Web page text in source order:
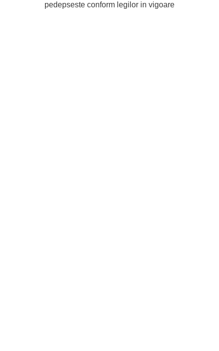
pedepseste conform legilor in vigoare